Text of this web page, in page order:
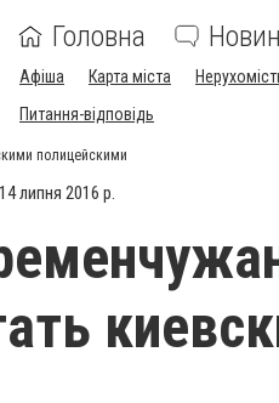
Головна
Афіша Карта міста
Питання-відповідь
полицейскими
липня 2016 р.